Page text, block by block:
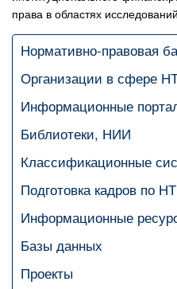
права в областях
Нормативно-правовая
Организации в сфере
Информационные
Библиотеки, НИИ
Классификационные
Подготовка кадров по
Информационные
Базы данных
Проекты